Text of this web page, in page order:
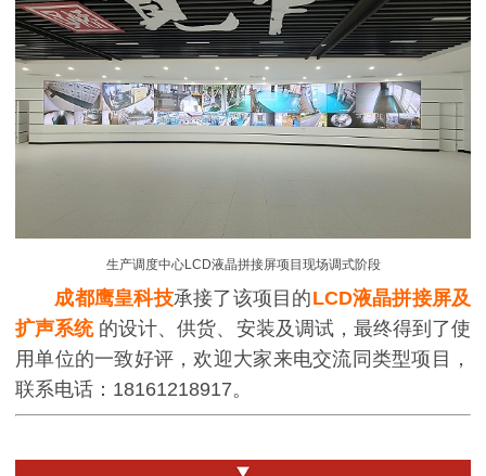
生产调度中心LCD液晶拼接屏项目现场调式阶段
成都鹰皇科技承接了该项目的LCD液晶拼接屏及
扩声系统的设计、供货、安装及调试，最终得到了使
用单位的一致好评，欢迎大家来电交流同类型项目，
联系电话：18161218917。